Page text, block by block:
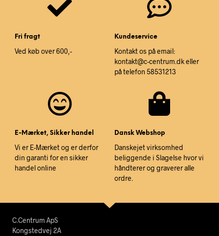
Fri fragt
Ved køb over 600,-
Kundeservice
Kontakt os på email:
kontakt@c-centrum.dk eller
på telefon 58531213
E-Mærket, Sikker handel
Vi er E-Mærket og er derfor
din garanti for en sikker
handel online
Dansk Webshop
Danskejet virksomhed
beliggende i Slagelse hvor vi
håndterer og graverer alle
ordre.
C.Centrum ApS
Kongstedvej 2A